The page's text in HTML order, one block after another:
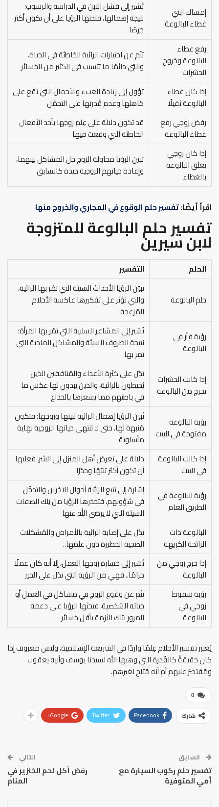
إمساك ابني
غطاء البالوعة
تُشير إلى فشل الابن في الدراسة والرسوب؛
نتيجة إهمالها، فتحثها الرؤيا على أن تكون أكثر
حِرصًا
رفع غطاء
البالوعة وخروج
الحشرات
تنُم عن اختيارات الرائية الخاطئة في الحياة،
والتي دائمًا ما تتسبب في الكثير من الخسائر
إذا كان غطاء
البالوعة ثقيلًا
تؤول إلى زيادة العبء والأحمال التي تقع على
كاهلها وعدم قُدرتها على التحمُل
رفض زوجي رفع
غطاء البالوعة
قد تكون دلالة على عِلم زوجها بأحد الأفعال
الخاطئة التي وقعت فيها
إذا كان زوجي
يغلق البالوعة
بالغطاء
تبين الرؤيا محاولة الزوج حل المشاكل بينهما،
وإعادة حياتهم الزوجية جيدة كالسابق
اقرأ أيضًا:تفسير حلم الوقوع في المجاري والخروج منها
تفسير حلم البالوعة للمتزوجة
لابن سيرين
الحلم التفسير
حلم البالوعة
تبيّن الرؤيا الأحداث السيئة التي تمُر بها الرائية،
والتي تؤثر على تفكيرها عاكسة الأحلام
المُزعجة
رؤية فأر في
البالوعة
تُشير إلى المشاعر السلبية التي تمُر بها المرأة؛
نتيجة الظروف السيئة والمشاكل المادية التي
تمر بها
إذا كانت الحشرات
تخرج من البالوعة
تدُل على كثرة الأعداء والمُنافقين الذين
يُحيطون بالرائية، والذين يبدون لها عكس ما
في باطنهم مما يشعرها بالخداع
رؤية البالوعة
مفتوحة في البيت
تُبين الرؤيا إهمال الرائية لبيتها وزوجها؛ فتكون
مُنبهة لها، حتى لا تنتهي حياتها الزوجية نهاية
مأساوية
إذا كانت البالوعة
في البيت
دلالة على تعرض أهل المنزل إلى الشر، فعليها
أن تكون أكثر تنبُهًا وحذرًا
رؤية البالوعة في
الطريق العام
إشارة إلى تتبع الرائية أحوال الآخرين والتدخُل
في شؤونهم، فتحذرها الرؤيا من تِلك الصفات
السيئة التي لا يرضى الله عنها
البالوعة ذات
الرائحة الكريهة
تدُل على إصابة الرائية بالأمراض والمُشكلات
الصحية الخطيرة دون علمها..
إذا خرج زوجي من
البالوعة
تُشير إلى خسارة زوجها العمل، إلا أنه كان عملًا
حرامًا.. فهي من الرؤية التي تدُل على الخير
رؤية سقوط
زوجي في
البالوعة
تنُم عن وقوع الزوج في مشاكل في العمل أو
حياته الشخصية، فتحثها الرؤيا على دعمه
للمرور بتلك الأزمة بأقل خسائر
يُعتبر تفسير الأحلام عِلمًا واردًا في الشريعة الإسلامية، وليس معروف إذا
كان حقيقةً كالقُدرة التي وهبها الله لسيدنا يوسف وأبيه يعقوب
ومُقتصرٌ عليهم أم أنه مُتاح لغيرهم.
0
شارك Facebook
Twitter
Google+
السابق
تفسير حلم ركوب السيارة مع
أمي المتوفية
التالي
رفض أكل لحم الخنزير في
المنام